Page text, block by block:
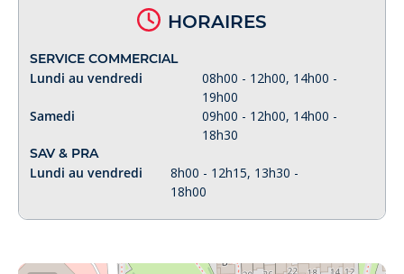
HORAIRES
SERVICE COMMERCIAL
Lundi au vendredi
08h00 - 12h00, 14h00 -
19h00
Samedi
09h00 - 12h00, 14h00 -
18h30
SAV & PRA
Lundi au vendredi
8h00 - 12h15, 13h30 -
18h00